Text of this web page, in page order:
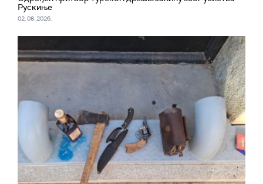
Рускиње
02. 08. 2026.